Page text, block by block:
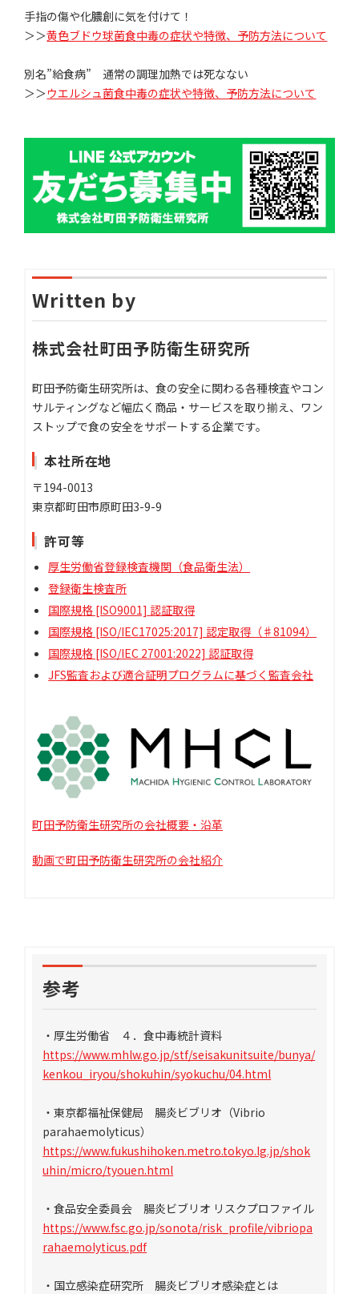
手指の傷や化膿創に気を付けて！
＞＞黄色ブドウ球菌食中毒の症状や特徴、予防方法について
別名”給食病” 通常の調理加熱では死なない
＞＞ウエルシュ菌食中毒の症状や特徴、予防方法について
Written by
株式会社町田予防衛生研究所
町田予防衛生研究所は、食の安全に関わる各種検査やコン
サルティングなど幅広く商品・サービスを取り揃え、ワン
ストップで食の安全をサポートする企業です。
本社所在地
〒194-0013
東京都町田市原町田3-9-9
許可等
厚生労働省登録検査機関（食品衛生法）
登録衛生検査所
国際規格 [ISO9001] 認証取得
国際規格 [ISO/IEC17025:2017] 認定取得（♯81094）
国際規格 [ISO/IEC 27001:2022] 認証取得
JFS監査および適合証明プログラムに基づく監査会社
町田予防衛生研究所の会社概要・沿革
動画で町田予防衛生研究所の会社紹介
参考
・厚生労働省 ４．食中毒統計資料
https://www.mhlw.go.jp/stf/seisakunitsuite/bunya/
kenkou_iryou/shokuhin/syokuchu/04.html
・東京都福祉保健局 腸炎ビブリオ（Vibrio
parahaemolyticus）
https://www.fukushihoken.metro.tokyo.lg.jp/shok
uhin/micro/tyouen.html
・食品安全委員会 腸炎ビブリオ リスクプロファイル
https://www.fsc.go.jp/sonota/risk_profile/vibriopa
rahaemolyticus.pdf
・国立感染症研究所 腸炎ビブリオ感染症とは